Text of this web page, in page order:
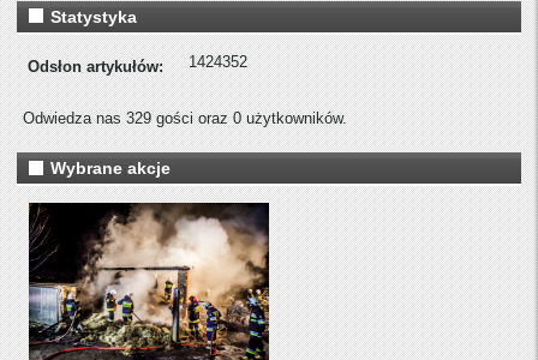
Statystyka
Odsłon artykułów: 1424352
Odwiedza nas 329 gości oraz 0 użytkowników.
Wybrane akcje